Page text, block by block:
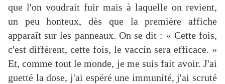
que l'on voudrait fuir mais à laquelle on revient,
un peu honteux, dès que la première affiche
apparaît sur les panneaux. On se dit : « Cette fois,
c'est différent, cette fois, le vaccin sera efficace. »
Et, comme tout le monde, je me suis fait avoir. J'ai
guetté la dose, j'ai espéré une immunité, j'ai scruté